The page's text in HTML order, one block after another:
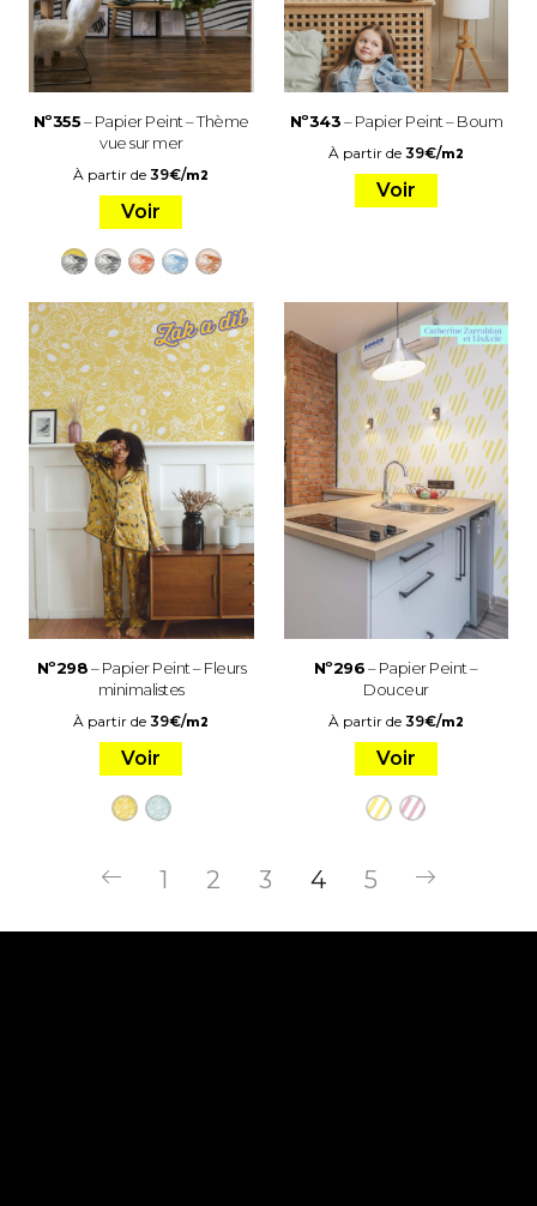
Nº355– Papier Peint – Thème
vue sur mer
À partir de39€/m2
Voir
Nº343– Papier Peint – Boum
À partir de 39€/m2
Voir
Nº298– Papier Peint – Fleurs
minimalistes
À partir de39€/m2
Voir
Nº296– Papier Peint –
Douceur
À partir de 39€/m2
Voir
1 2 3 4 5